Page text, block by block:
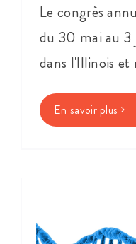
Le congrès
du 30 mai au
dans l'Illinois et
En savoir plus